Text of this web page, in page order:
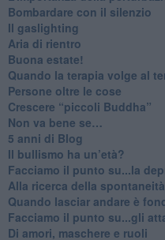
​Bombardare con il silenzio
Il gaslighting
Aria di rientro
Buona estate!
​Quando la terapia volge al
​Persone oltre le cose
​Crescere “piccoli Buddha”
Non va bene se…
​5 anni di Blog
​Il bullismo ha un’età?
Facciamo il punto su...la
​Alla ricerca della spontaneità
​Quando lasciar andare è
Facciamo il punto su...gli
Di amori, maschere e ruoli